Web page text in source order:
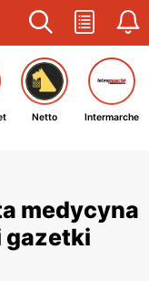
Netto Intermarche
medycyna
gazetki